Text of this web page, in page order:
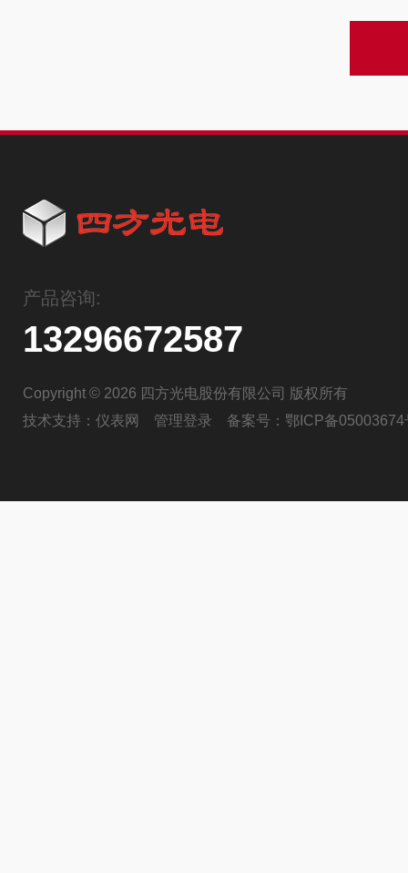
产品咨询:
13296672587
Copyright © 2026 四方光电股份有限公司 版权所有
技术支持： 仪表网 管理登录 备案号： 鄂ICP备05003674